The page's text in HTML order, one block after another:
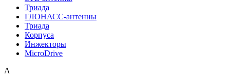
Триада
ГЛОНАСС-антенны
Триада
Корпуса
Инжекторы
MicroDrive
A